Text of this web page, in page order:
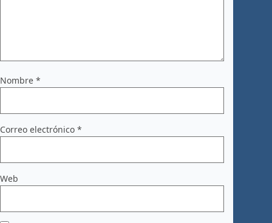
Nombre *
Correo electrónico *
Web